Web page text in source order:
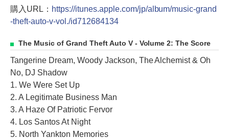
購入URL： https://itunes.apple.com/jp/album/music-grand
-theft-auto-v-vol./id712684134
The Music of Grand Theft Auto V - Volume 2: The Score
Tangerine Dream, Woody Jackson, The Alchemist & Oh
No, DJ Shadow
1. We Were Set Up
2. A Legitimate Business Man
3. A Haze Of Patriotic Fervor
4. Los Santos At Night
5. North Yankton Memories